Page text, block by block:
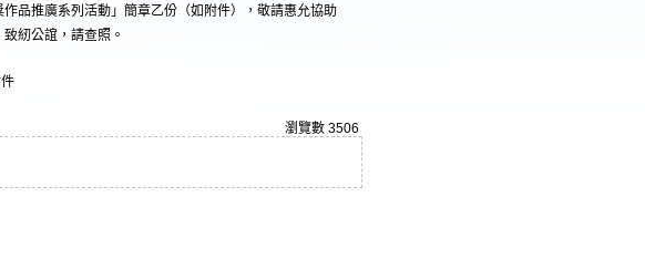
品推廣系列活動」簡章乙份（如附件），敬請惠允協助
紉公誼，請查照。
瀏覽數 3506